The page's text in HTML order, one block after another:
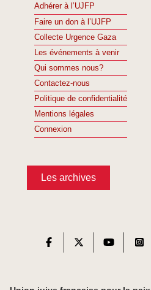
Adhérer à l’UJFP
Faire un don à l’UJFP
Collecte Urgence Gaza
Les événements à venir
Qui sommes nous?
Contactez-nous
Politique de confidentialité
Mentions légales
Connexion
Les archives